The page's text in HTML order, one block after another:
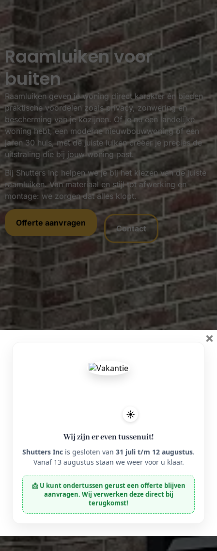
Raamluiken voor
buiten
Raamluiken geven je woning direct karakter én bieden
praktische voordelen zoals privacy, zonwering en
bescherming van je kozijnen. Of je nu een landelijke
woning hebt, een moderne nieuwbouwwoning of een
jaren 30 huis, met de juiste luiken creëer je precies de
uitstraling die bij jouw woning past.
Bij Shutters Inc helpen we je bij het kiezen van de juiste
raamluiken. Van materiaal en stijl tot afwerking en
montage: we zorgen dat alles klopt.
Offerte aanvragen
Contact
☀️
Wij zijn er even tussenuit!
Shutters Inc is gesloten van 31 juli t/m 12 augustus.
Vanaf 13 augustus staan we weer voor u klaar.
📩 U kunt ondertussen gerust een offerte blijven
aanvragen. Wij verwerken deze direct bij
terugkomst!
×